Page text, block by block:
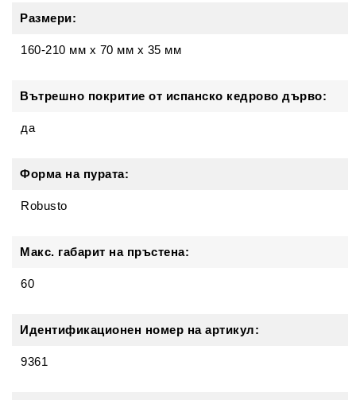
Размери:
160-210 мм x 70 мм x 35 мм
Вътрешно покритие от испанско кедрово дърво:
да
Форма на пурата:
Robusto
Макс. габарит на пръстена:
60
Идентификационен номер на артикул:
9361